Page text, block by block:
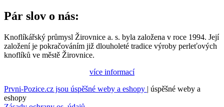
Pár slov o nás:
Knoflíkářský průmysl Žirovnice a. s. byla založena v roce 1994. Její
založení je pokračováním již dlouholeté tradice výroby perleťových
knoflíků ve městě Žirovnice.
více informací
Prvni-Pozice.cz jsou úspěšné weby a eshopy | úspěšné weby a
eshopy